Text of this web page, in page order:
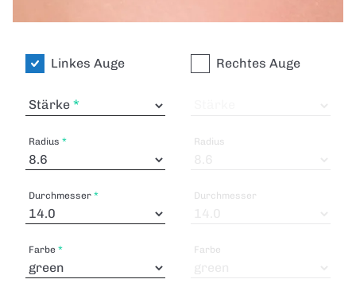
Linkes Auge
Stärke
Radius
Durchmesser
Farbe
Rechtes Auge
Radius
Durchmesser
Farbe